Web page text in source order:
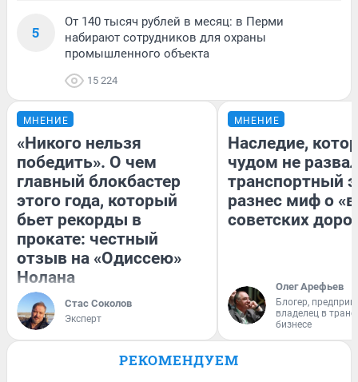
5
От 140 тысяч рублей в месяц: в Перми
набирают сотрудников для охраны
промышленного объекта
15 224
МНЕНИЕ
«Никого нельзя
победить». О чем
главный блокбастер
этого года, который
бьет рекорды в
прокате: честный
отзыв на «Одиссею»
Нолана
Стас Соколов
Эксперт
МНЕНИЕ
Наследие,
чудом не
транспортный
разнес миф о
советских
Олег Арефьев
Блогер,
владелец в
бизнесе
РЕКОМЕНДУЕМ